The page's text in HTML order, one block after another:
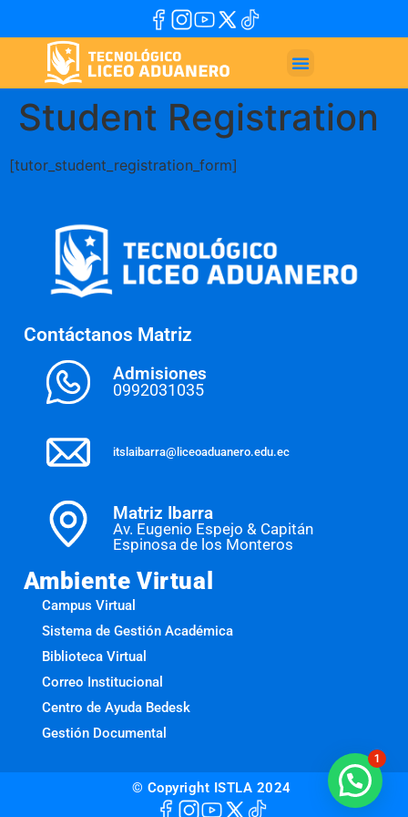
Student Registration
[tutor_student_registration_form]
Contáctanos Matriz
Admisiones
0992031035
itslaibarra@liceoaduanero.edu.ec
Matriz Ibarra
Av. Eugenio Espejo & Capitán
Espinosa de los Monteros
Ambiente Virtual
Campus Virtual
Sistema de Gestión Académica
Biblioteca Virtual
Correo Institucional
Centro de Ayuda Bedesk
Gestión Documental
© Copyright ISTLA 2024
1